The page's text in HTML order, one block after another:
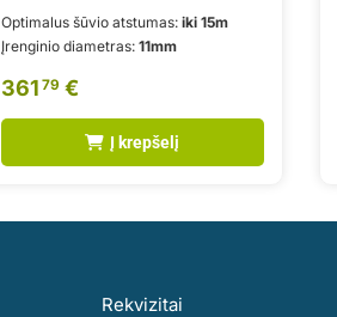
Optimalus šūvio atstumas: iki 15m
Įrenginio diametras: 11mm
361 79 €
Į krepšelį
Rekvizitai